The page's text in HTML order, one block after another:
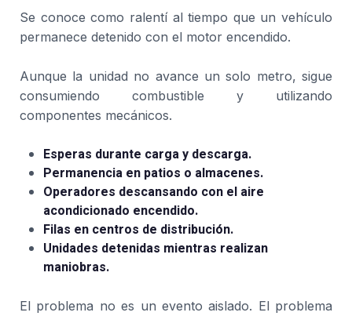
Se conoce como ralentí al tiempo que un vehículo
permanece detenido con el motor encendido.
Aunque la unidad no avance un solo metro, sigue
consumiendo combustible y utilizando
componentes mecánicos.
Esperas durante carga y descarga.
Permanencia en patios o almacenes.
Operadores descansando con el aire
acondicionado encendido.
Filas en centros de distribución.
Unidades detenidas mientras realizan
maniobras.
El problema no es un evento aislado. El problema